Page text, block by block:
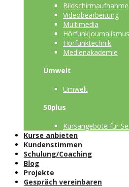
Bildschirmaufnahme
Videobearbeitung
Multimedia
Hörfunkjournalismus
Hörfunktechnik
Medienakademie
Umwelt
Umwelt
50plus
Kursangebote für
Kurse anbieten
Kundenstimmen
Schulung/Coaching
Blog
Projekte
Gespräch vereinbaren